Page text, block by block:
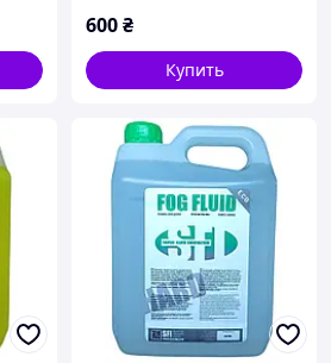
600₴
Купить